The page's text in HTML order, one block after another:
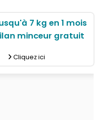
7 kg en 1 mois
minceur gratuit
Cliquez ici